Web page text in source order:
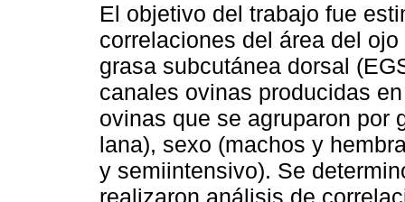
El objetivo del trabajo fue
correlaciones del área del
grasa subcutánea dorsal
canales ovinas producidas
ovinas que se agruparon por
lana), sexo (machos y
y semiintensivo). Se
realizaron análisis de